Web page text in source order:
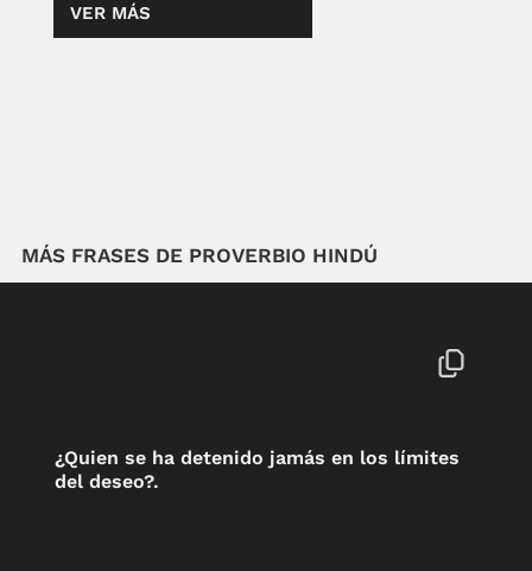
VER MÁS
MÁS FRASES DE PROVERBIO HINDÚ
¿Quien se ha detenido jamás en los límites
del deseo?.